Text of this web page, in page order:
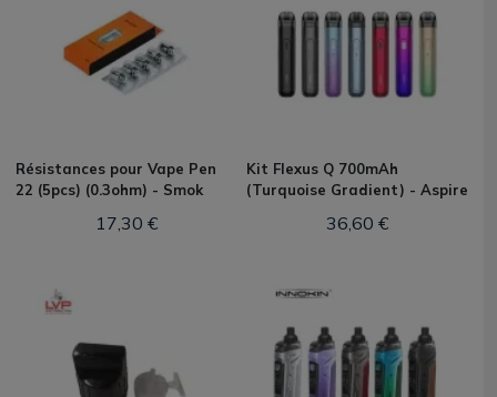
Résistances pour Vape Pen
22 (5pcs) (0.3ohm) - Smok
17,30 €
Kit Flexus Q 700mAh
(Turquoise Gradient) - Aspire
36,60 €